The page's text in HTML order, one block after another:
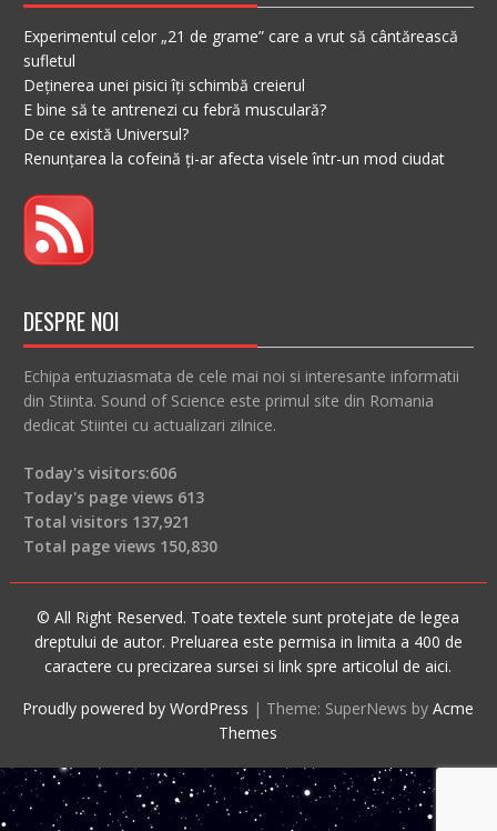
Experimentul celor „21 de grame” care a vrut să cântărească
sufletul
Deținerea unei pisici îți schimbă creierul
E bine să te antrenezi cu febră musculară?
De ce există Universul?
Renunțarea la cofeină ți-ar afecta visele într-un mod ciudat
DESPRE NOI
Echipa entuziasmata de cele mai noi si interesante informatii
din Stiinta. Sound of Science este primul site din Romania
dedicat Stiintei cu actualizari zilnice.
Today's visitors:606
Today's page views 613
Total visitors 137,921
Total page views 150,830
© All Right Reserved. Toate textele sunt protejate de legea
dreptului de autor. Preluarea este permisa in limita a 400 de
caractere cu precizarea sursei si link spre articolul de aici.
Proudly powered by WordPress | Theme: SuperNews byAcme
Themes